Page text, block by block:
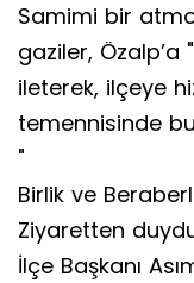
Samimi bir
gaziler, Özalp’a
ileterek, ilçeye
temennisinde
​"
Birlik ve
​Ziyaretten
İlçe Başkanı